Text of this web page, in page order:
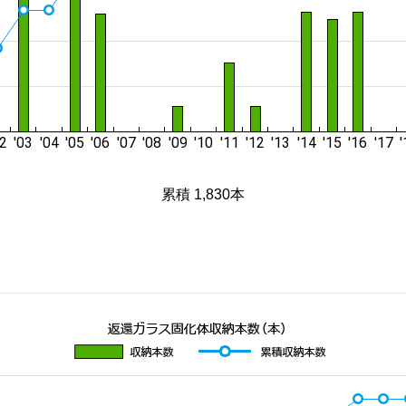
累積 1,830本